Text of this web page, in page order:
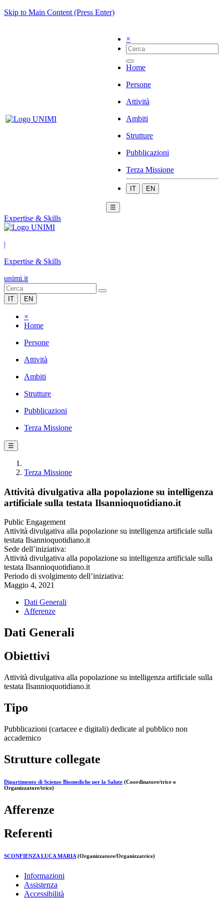
Skip to Main Content (Press Enter)
×
Home
Persone
Attività
Ambiti
Strutture
Pubblicazioni
Terza Missione
IT EN
☰
Expertise & Skills
|
Expertise & Skills
unimi.it
IT EN
×
Home
Persone
Attività
Ambiti
Strutture
Pubblicazioni
Terza Missione
☰
Terza Missione
Attività divulgativa alla popolazione su intelligenza
artificiale sulla testata Ilsannioquotidiano.it
Public Engagement
Attività divulgativa alla popolazione su intelligenza artificiale sulla
testata Ilsannioquotidiano.it
Sede dell’iniziativa:
Attività divulgativa alla popolazione su intelligenza artificiale sulla
testata Ilsannioquotidiano.it
Periodo di svolgimento dell’iniziativa:
Maggio 4, 2021
Dati Generali
Afferenze
Dati Generali
Obiettivi
Attività divulgativa alla popolazione su intelligenza artificiale sulla
testata Ilsannioquotidiano.it
Tipo
Pubblicazioni (cartacee e digitali) dedicate al pubblico non
accademico
Strutture collegate
Dipartimento di Scienze Biomediche per la Salute (Coordinatore/trice o
Organizzatore/trice)
Afferenze
Referenti
SCONFIENZA LUCA MARIA (Organizzatore/Organizzatrice)
Informazioni
Assistenza
Accessibilità